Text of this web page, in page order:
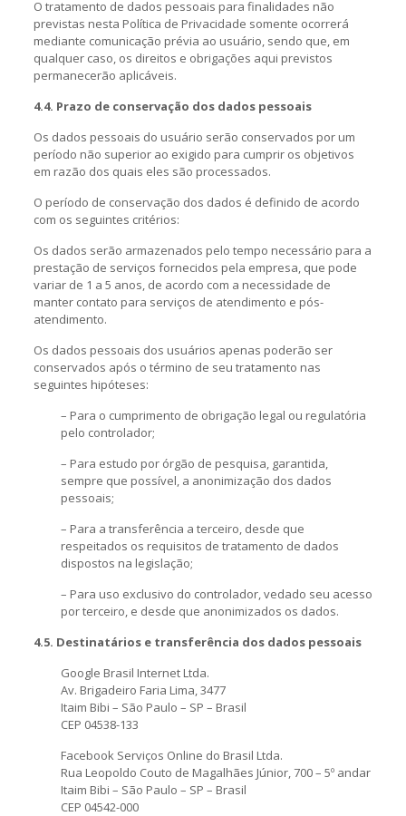
O tratamento de dados pessoais para finalidades não
previstas nesta Política de Privacidade somente ocorrerá
mediante comunicação prévia ao usuário, sendo que, em
qualquer caso, os direitos e obrigações aqui previstos
permanecerão aplicáveis.
4.4. Prazo de conservação dos dados pessoais
Os dados pessoais do usuário serão conservados por um
período não superior ao exigido para cumprir os objetivos
em razão dos quais eles são processados.
O período de conservação dos dados é definido de acordo
com os seguintes critérios:
Os dados serão armazenados pelo tempo necessário para a
prestação de serviços fornecidos pela empresa, que pode
variar de 1 a 5 anos, de acordo com a necessidade de
manter contato para serviços de atendimento e pós-
atendimento.
Os dados pessoais dos usuários apenas poderão ser
conservados após o término de seu tratamento nas
seguintes hipóteses:
– Para o cumprimento de obrigação legal ou regulatória
pelo controlador;
– Para estudo por órgão de pesquisa, garantida,
sempre que possível, a anonimização dos dados
pessoais;
– Para a transferência a terceiro, desde que
respeitados os requisitos de tratamento de dados
dispostos na legislação;
– Para uso exclusivo do controlador, vedado seu acesso
por terceiro, e desde que anonimizados os dados.
4.5. Destinatários e transferência dos dados pessoais
Google Brasil Internet Ltda.
Av. Brigadeiro Faria Lima, 3477
Itaim Bibi – São Paulo – SP – Brasil
CEP 04538-133
Facebook Serviços Online do Brasil Ltda.
Rua Leopoldo Couto de Magalhães Júnior, 700 – 5º andar
Itaim Bibi – São Paulo – SP – Brasil
CEP 04542-000